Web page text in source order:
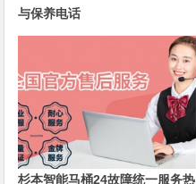
与保养电话
杉本智能马桶24故障统一服务热